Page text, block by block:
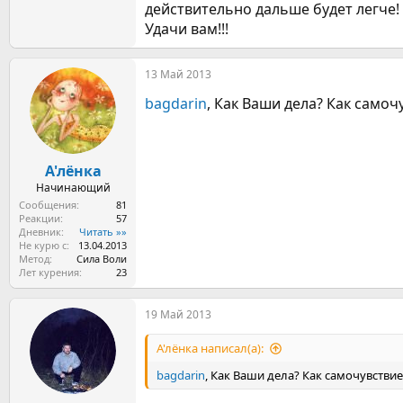
действительно дальше будет легче!
Удачи вам!!!
А'лёнка
Начинающий
Сообщения
81
Реакции
57
Дневник
Читать »»
Не курю с
13.04.2013
Метод
Сила Воли
Лет курения
23
13 Май 2013
bagdarin, Как Ваши дела? Как
19 Май 2013
А'лёнка написал(а):
bagdarin, Как Ваши дела? Как